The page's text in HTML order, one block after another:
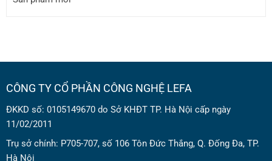
CÔNG TY CỔ PHẦN CÔNG NGHỆ LEFA
ĐKKD số: 0105149670 do Sở KHĐT TP. Hà Nội cấp ngày
11/02/2011
Trụ sở chính: P705-707, số 106 Tôn Đức Thắng, Q. Đống Đa, TP.
Hà Nội